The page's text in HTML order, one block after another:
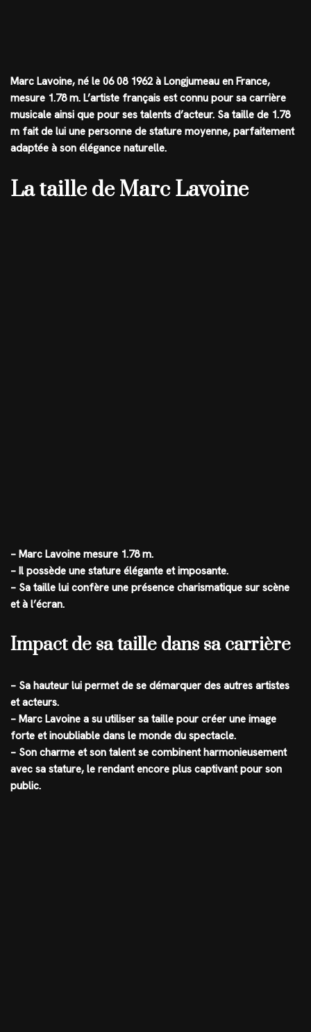
Marc Lavoine, né le 06 08 1962 à Longjumeau en France,
mesure 1.78 m. L’artiste français est connu pour sa carrière
musicale ainsi que pour ses talents d’acteur. Sa taille de 1.78
m fait de lui une personne de stature moyenne, parfaitement
adaptée à son élégance naturelle.
La taille de Marc Lavoine
– Marc Lavoine mesure 1.78 m.
– Il possède une stature élégante et imposante.
– Sa taille lui confère une présence charismatique sur scène
et à l’écran.
Impact de sa taille dans sa carrière
– Sa hauteur lui permet de se démarquer des autres artistes
et acteurs.
– Marc Lavoine a su utiliser sa taille pour créer une image
forte et inoubliable dans le monde du spectacle.
– Son charme et son talent se combinent harmonieusement
avec sa stature, le rendant encore plus captivant pour son
public.